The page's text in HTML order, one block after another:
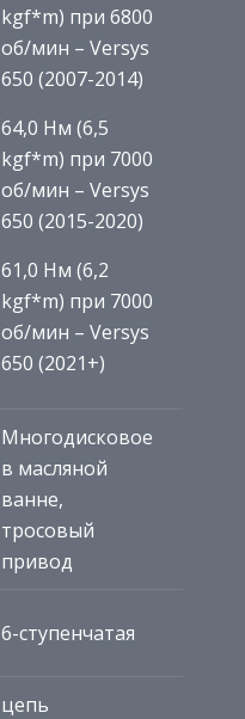
kgf*m) при 6800
об/мин – Versys
650 (2007-2014)
64,0 Нм (6,5
kgf*m) при 7000
об/мин – Versys
650 (2015-2020)
61,0 Нм (6,2
kgf*m) при 7000
об/мин – Versys
650 (2021+)
Многодисковое
в масляной
ванне,
тросовый
привод
6-ступенчатая
цепь